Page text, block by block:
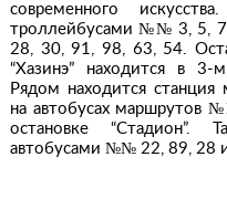
современного
троллейбусами №№ 3, 5,
28, 30, 91, 98, 63, 54.
“Хазинэ” находится в 3-
Рядом находится станция
на автобусах маршрутов
остановке “Стадион”.
автобусами №№ 22, 89, 28 и